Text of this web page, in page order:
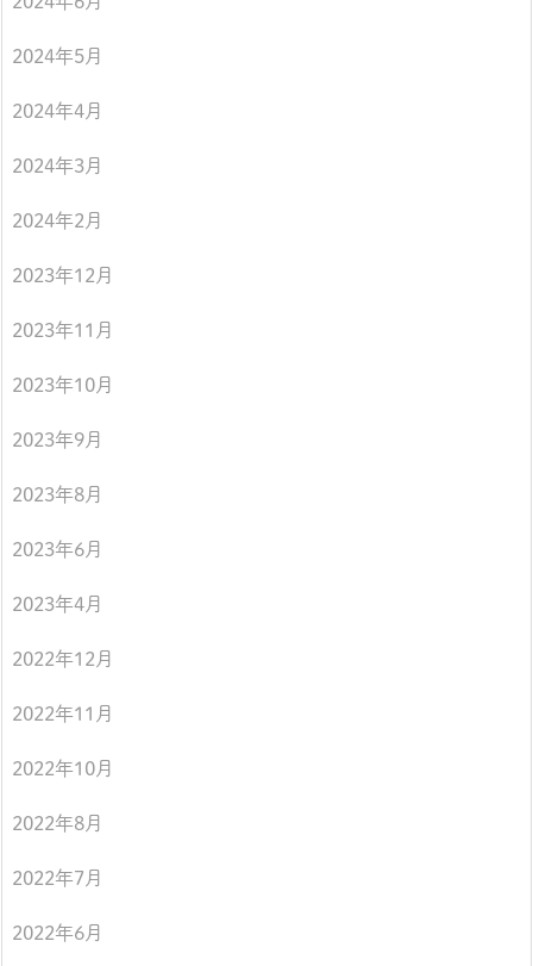
2024年5月
2024年4月
2024年3月
2024年2月
2023年12月
2023年11月
2023年10月
2023年9月
2023年8月
2023年6月
2023年4月
2022年12月
2022年11月
2022年10月
2022年8月
2022年7月
2022年6月